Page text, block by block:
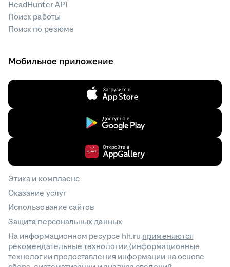
HeadHunter API
Поиск работы
Поиск по резюме
Мобильное приложение
Этика и комплаенс
Оказание услуг
Использование сайтов
Защита персональных данных
На информационном ресурсе hh.ru применяются
рекомендательные технологии(информационные
технологии предоставления информации на основе